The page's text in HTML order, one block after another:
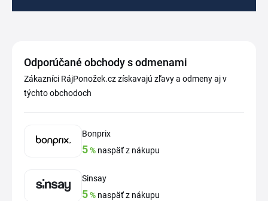
Odporúčané obchody s odmenami
Zákazníci RájPonožek.cz získavajú zľavy a odmeny aj v
týchto obchodoch
Bonprix
5% naspäť z nákupu
Sinsay
5% naspäť z nákupu